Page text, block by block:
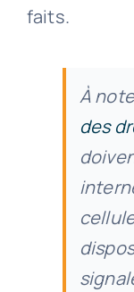
faits.
À
des